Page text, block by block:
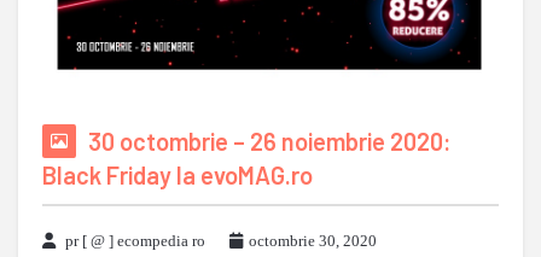
30 octombrie – 26 noiembrie 2020:
Black Friday la evoMAG.ro
pr [ @ ] ecompedia ro
octombrie 30, 2020